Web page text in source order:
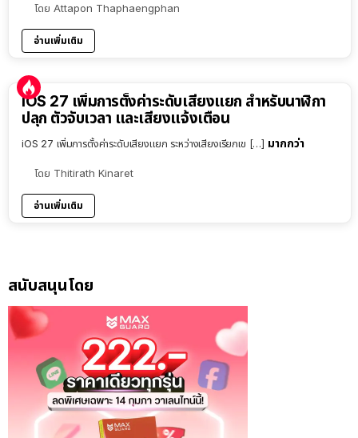
โดย Attapon Thaphaengphan
อ่านเพิ่มเติม
iOS 27 เพิ่มการตั้งค่าระดับเสียงแยก สำหรับนาฬิกา
ปลุก ตัวจับเวลา และเสียงแจ้งเตือน
iOS 27 เพิ่มการตั้งค่าระดับเสียงแยก ระหว่างเสียงเรียกเข […] มากกว่า
โดย Thitirath Kinaret
อ่านเพิ่มเติม
สนับสนุนโดย